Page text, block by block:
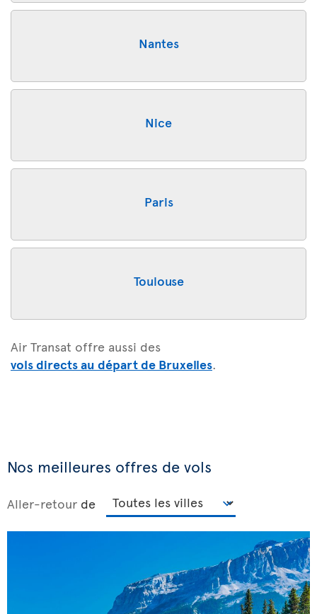
Nantes
Nice
Paris
Toulouse
Air Transat offre aussi des
vols directs au départ de Bruxelles.
Nos meilleures offres de vols
Aller-retour de